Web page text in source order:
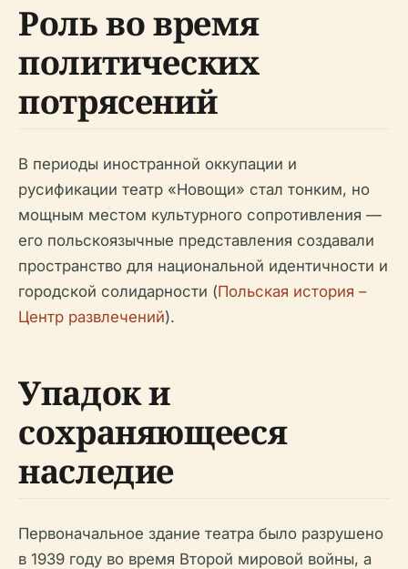
Роль во время
политических
потрясений
В периоды иностранной оккупации и
русификации театр «Новощи» стал тонким, но
мощным местом культурного сопротивления —
его польскоязычные представления создавали
пространство для национальной идентичности и
городской солидарности (Польская история –
Центр развлечений).
Упадок и
сохраняющееся
наследие
Первоначальное здание театра было разрушено
в 1939 году во время Второй мировой войны, а